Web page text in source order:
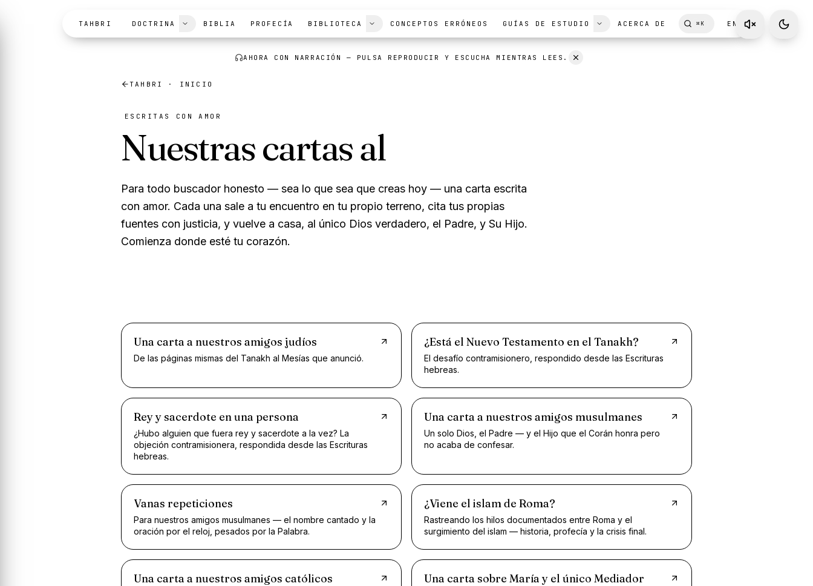
AHORA CON NARRACIÓN — PULSA REPRODUCIR Y ESCUCHA MIENTRAS LEES.
TAHBRI DOCTRINA BIBLIA PROFECÍA BIBLIOTECA CONCEPTOS ERRÓNEOS GUÍAS DE ESTUDIO ACERCA DE ⌘ K EN
TAHBRI · INICIO
ESCRITAS CON AMOR
Nuestras cartas al
Para todo buscador honesto — sea lo que sea que creas hoy — una carta escrita
con amor. Cada una sale a tu encuentro en tu propio terreno, cita tus propias
fuentes con justicia, y vuelve a casa, al único Dios verdadero, el Padre, y Su Hijo.
Comienza donde esté tu corazón.
Una carta a nuestros amigos judíos
De las páginas mismas del Tanakh al Mesías que anunció.
¿Está el Nuevo Testamento en el Tanakh?
El desafío contramisionero, respondido desde las Escrituras
hebreas.
Rey y sacerdote en una persona
¿Hubo alguien que fuera rey y sacerdote a la vez? La
objeción contramisionera, respondida desde las Escrituras
hebreas.
Una carta a nuestros amigos musulmanes
Un solo Dios, el Padre — y el Hijo que el Corán honra pero
no acaba de confesar.
Vanas repeticiones
Para nuestros amigos musulmanes — el nombre cantado y la
oración por el reloj, pesados por la Palabra.
¿Viene el islam de Roma?
Rastreando los hilos documentados entre Roma y el
surgimiento del islam — historia, profecía y la crisis final.
Una carta a nuestros amigos católicos Una carta sobre María y el único Mediador